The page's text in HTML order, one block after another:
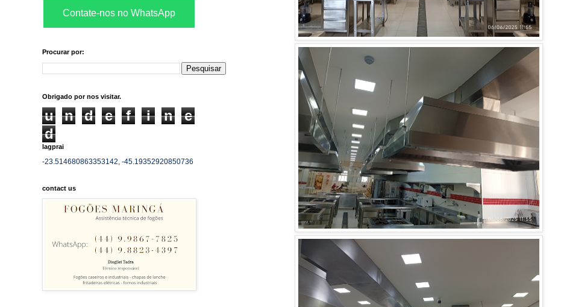
Contate-nos no WhatsApp
Procurar por:
Obrigado por nos visitar.
u n d e f i n
e
d
lagprai
-23.514680863353142, -45.19352920850736
contact us